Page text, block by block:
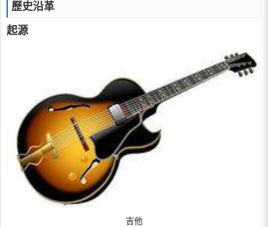
歷史沿革
起源
吉他